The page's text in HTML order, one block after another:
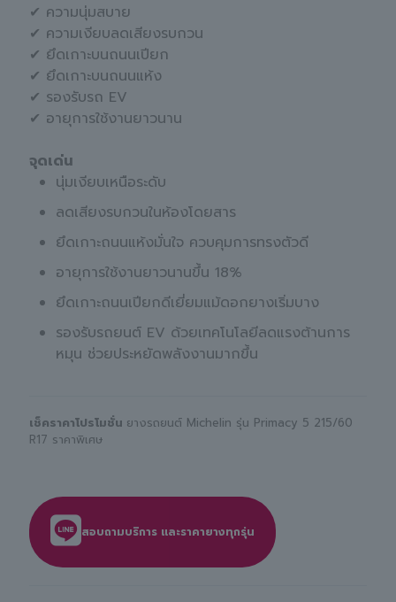
✔ ความนุ่มสบาย
✔ ความเงียบลดเสียงรบกวน
✔ ยึดเกาะบนถนนเปียก
✔ ยึดเกาะบนถนนแห้ง
✔ รองรับรถ EV
✔ อายุการใช้งานยาวนาน
จุดเด่น
นุ่มเงียบเหนือระดับ
ลดเสียงรบกวนในห้องโดยสาร
ยึดเกาะถนนแห้งมั่นใจ ควบคุมการทรงตัวดี
อายุการใช้งานยาวนานขึ้น 18%
ยึดเกาะถนนเปียกดีเยี่ยมแม้ดอกยางเริ่มบาง
รองรับรถยนต์ EV ด้วยเทคโนโลยีลดแรงต้านการ
หมุน ช่วยประหยัดพลังงานมากขึ้น
เช็คราคาโปรโมชั่น ยางรถยนต์ Michelin รุ่น Primacy 5 215/60
R17 ราคาพิเศษ
สอบถามบริการ และราคายางทุกรุ่น